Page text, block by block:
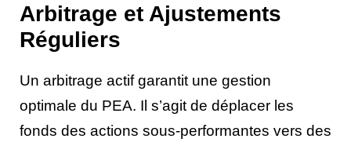
Arbitrage et Ajustements
Réguliers
Un arbitrage actif garantit une gestion
optimale du PEA. Il s’agit de déplacer les
fonds des actions sous-performantes vers des